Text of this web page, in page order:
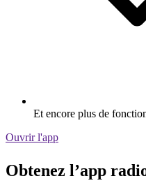
Et encore plus de
Ouvrir l'app
Obtenez l’app